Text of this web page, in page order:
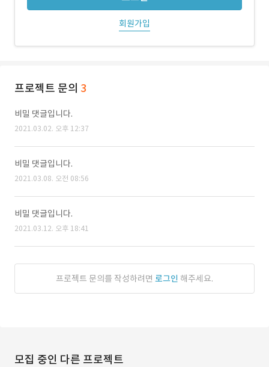
회원가입
프로젝트 문의 3
비밀 댓글입니다.
2021.03.02. 오후 12:37
비밀 댓글입니다.
2021.03.08. 오전 08:56
비밀 댓글입니다.
2021.03.12. 오후 18:41
프로젝트 문의를 작성하려면 로그인 해주세요.
모집 중인 다른 프로젝트